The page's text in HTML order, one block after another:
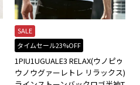
SALE
タイムセール23%OFF
1PIU1UGUALE3 RELAX(ウノピゥ
ウノウグァーレトレ リラックス)